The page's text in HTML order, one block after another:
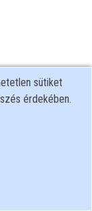
sütiket
érdekében.